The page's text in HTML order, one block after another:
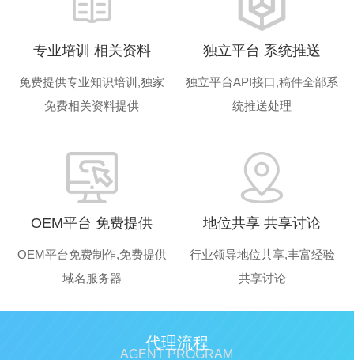
专业培训 相关资料
免费提供专业知识培训,独家
免费相关资料提供
独立平台 系统推送
独立平台API接口,稿件全部系
统推送处理
OEM平台 免费提供
OEM平台免费制作,免费提供
域名服务器
地位共享 共享讨论
行业领导地位共享,丰富经验
共享讨论
代理流程
AGENT PROGRAM